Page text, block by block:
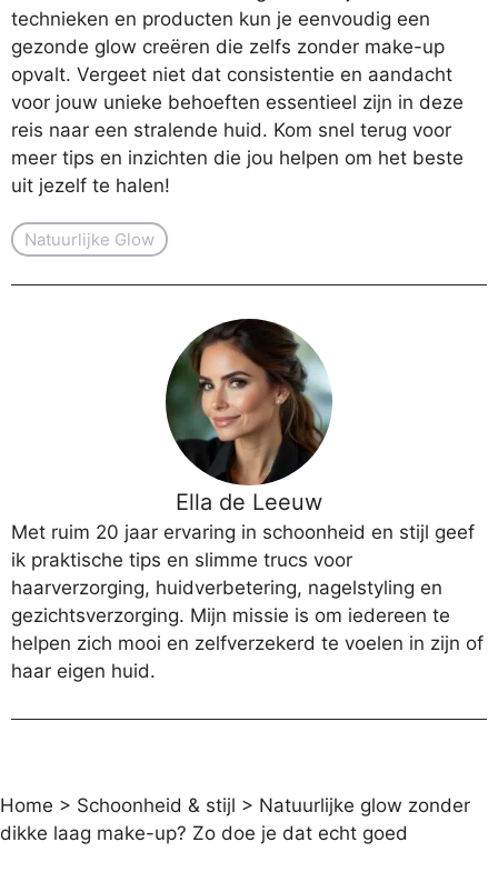
technieken en producten kun je eenvoudig een
gezonde glow creëren die zelfs zonder make-up
opvalt. Vergeet niet dat consistentie en aandacht
voor jouw unieke behoeften essentieel zijn in deze
reis naar een stralende huid. Kom snel terug voor
meer tips en inzichten die jou helpen om het beste
uit jezelf te halen!
Natuurlijke Glow
Ella de Leeuw
Met ruim 20 jaar ervaring in schoonheid en stijl geef
ik praktische tips en slimme trucs voor
haarverzorging, huidverbetering, nagelstyling en
gezichtsverzorging. Mijn missie is om iedereen te
helpen zich mooi en zelfverzekerd te voelen in zijn of
haar eigen huid.
Home > Schoonheid & stijl > Natuurlijke glow zonder
dikke laag make-up? Zo doe je dat echt goed